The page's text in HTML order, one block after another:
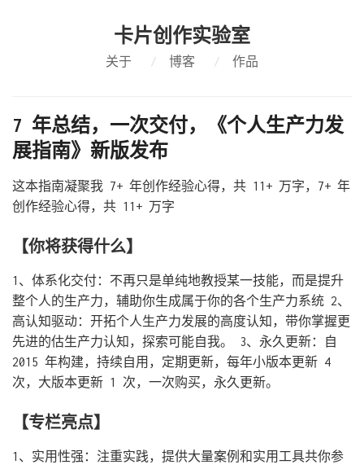
卡片创作实验室
关于 / 博客 / 作品
7 年总结，一次交付，《个人生产力发
展指南》新版发布
这本指南凝聚我 7+ 年创作经验心得，共 11+ 万字，7+ 年
创作经验心得，共 11+ 万字
【你将获得什么】
1、体系化交付：不再只是单纯地教授某一技能，而是提升
整个人的生产力，辅助你生成属于你的各个生产力系统 2、
高认知驱动：开拓个人生产力发展的高度认知，带你掌握更
先进的估生产力认知，探索可能自我。 3、永久更新：自
2015 年构建，持续自用，定期更新，每年小版本更新 4
次，大版本更新 1 次，一次购买，永久更新。
【专栏亮点】
1、实用性强：注重实践，提供大量案例和实用工具共你参